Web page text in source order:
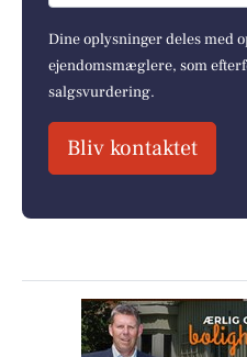
Dine oplysninger deles med
ejendomsmæglere, som
salgsvurdering.
Bliv kontaktet